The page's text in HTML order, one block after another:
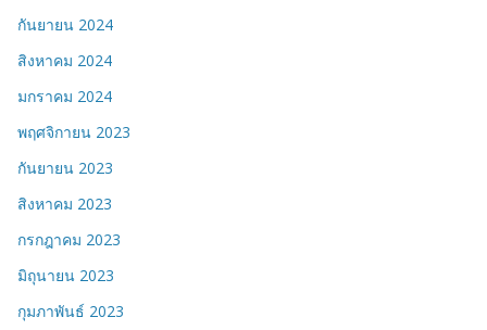
กันยายน 2024
สิงหาคม 2024
มกราคม 2024
พฤศจิกายน 2023
กันยายน 2023
สิงหาคม 2023
กรกฎาคม 2023
มิถุนายน 2023
กุมภาพันธ์ 2023